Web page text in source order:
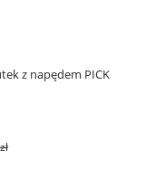
z napędem PICK